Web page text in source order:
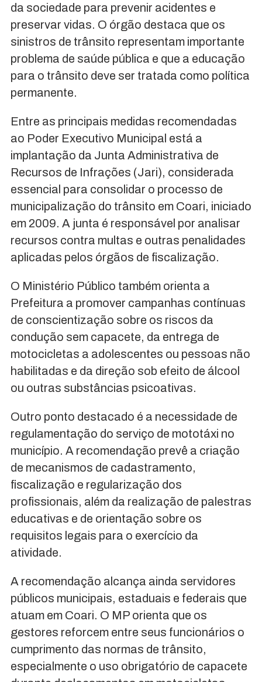
da sociedade para prevenir acidentes e
preservar vidas. O órgão destaca que os
sinistros de trânsito representam importante
problema de saúde pública e que a educação
para o trânsito deve ser tratada como política
permanente.
Entre as principais medidas recomendadas
ao Poder Executivo Municipal está a
implantação da Junta Administrativa de
Recursos de Infrações (Jari), considerada
essencial para consolidar o processo de
municipalização do trânsito em Coari, iniciado
em 2009. A junta é responsável por analisar
recursos contra multas e outras penalidades
aplicadas pelos órgãos de fiscalização.
O Ministério Público também orienta a
Prefeitura a promover campanhas contínuas
de conscientização sobre os riscos da
condução sem capacete, da entrega de
motocicletas a adolescentes ou pessoas não
habilitadas e da direção sob efeito de álcool
ou outras substâncias psicoativas.
Outro ponto destacado é a necessidade de
regulamentação do serviço de mototáxi no
município. A recomendação prevê a criação
de mecanismos de cadastramento,
fiscalização e regularização dos
profissionais, além da realização de palestras
educativas e de orientação sobre os
requisitos legais para o exercício da
atividade.
A recomendação alcança ainda servidores
públicos municipais, estaduais e federais que
atuam em Coari. O MP orienta que os
gestores reforcem entre seus funcionários o
cumprimento das normas de trânsito,
especialmente o uso obrigatório de capacete